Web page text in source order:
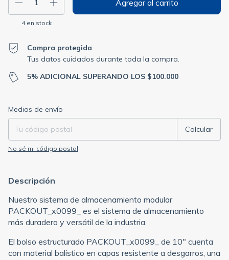
4en stock
Compra protegida
Tus datos cuidados durante toda la compra.
5% ADICIONAL SUPERANDO LOS $100.000
Entregas para el CP:
Medios de envío
Calcular
No sé mi código postal
Descripción
Nuestro sistema de almacenamiento modular
PACKOUT_x0099_ es el sistema de almacenamiento
más duradero y versátil de la industria.
El bolso estructurado PACKOUT_x0099_ de 10" cuenta
con material balístico en capas resistente a desgarros, una